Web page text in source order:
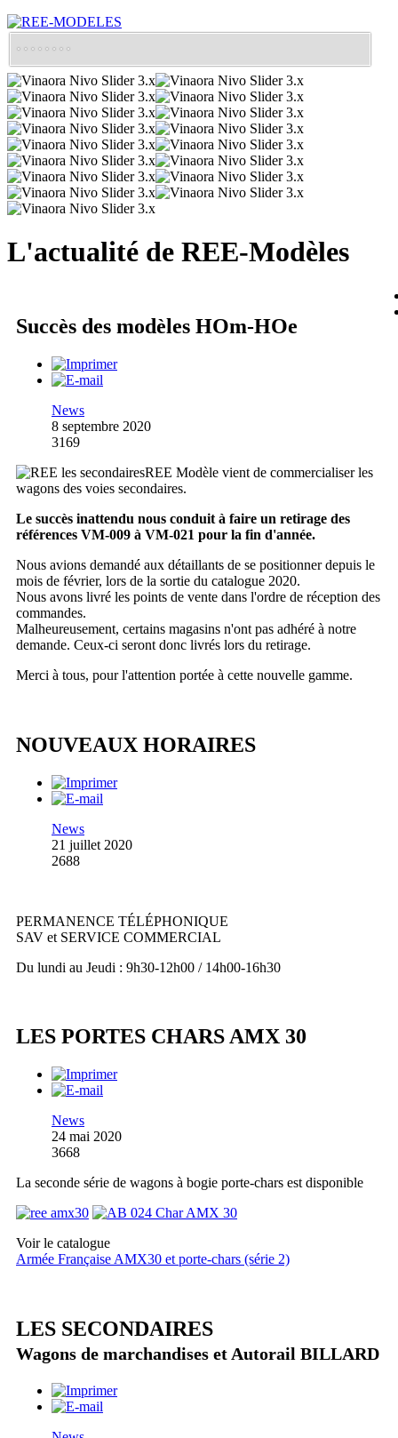
L'actualité de REE-Modèles
Succès des modèles HOm-HOe
News
8 septembre 2020
3169
REE Modèle vient de commercialiser les
wagons des voies secondaires.
Le succès inattendu nous conduit à faire un retirage des
références VM-009 à VM-021 pour la fin d'année.
Nous avions demandé aux détaillants de se positionner depuis le
mois de février, lors de la sortie du catalogue 2020.
Nous avons livré les points de vente dans l'ordre de réception des
commandes.
Malheureusement, certains magasins n'ont pas adhéré à notre
demande. Ceux-ci seront donc livrés lors du retirage.
Merci à tous, pour l'attention portée à cette nouvelle gamme.
NOUVEAUX HORAIRES
News
21 juillet 2020
2688
PERMANENCE TÉLÉPHONIQUE
SAV et SERVICE COMMERCIAL
Du lundi au Jeudi : 9h30-12h00 / 14h00-16h30
LES PORTES CHARS AMX 30
News
24 mai 2020
3668
La seconde série de wagons à bogie porte-chars est disponible
Voir le catalogue
Armée Française AMX30 et porte-chars (série 2)
LES SECONDAIRES
Wagons de marchandises et Autorail BILLARD